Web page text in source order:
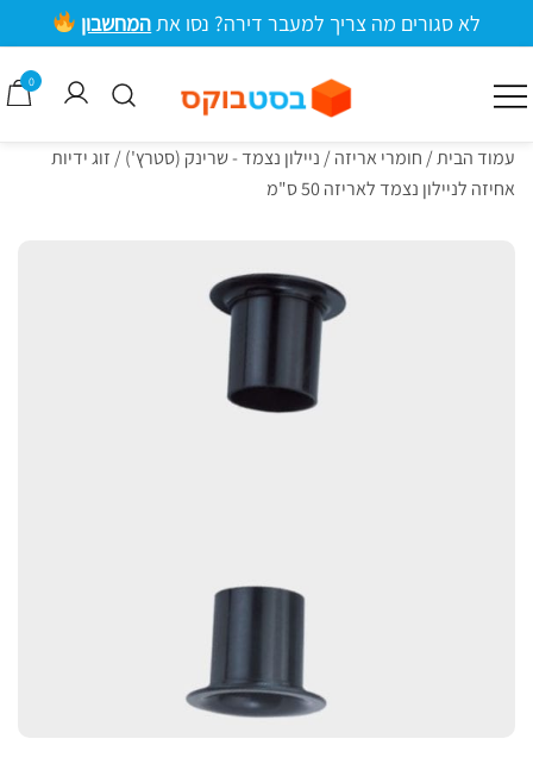
לתוכן
לא סגורים מה צריך למעבר דירה? נסו את המחשבון
בסטבוקס
0
עמוד הבית/ חומרי אריזה/ ניילון נצמד - שרינק (סטרץ')/ זוג ידיות
אחיזה לניילון נצמד לאריזה 50 ס"מ